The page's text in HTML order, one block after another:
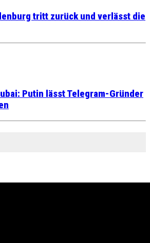
tritt zurück und verlässt die
Putin lässt Telegram-Gründer